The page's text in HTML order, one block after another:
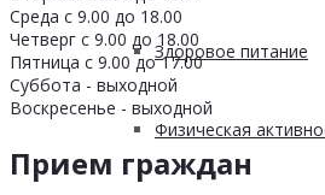
Здоровое питание
Физическая
Среда с 9.00 до 18.00
Четверг с 9.00 до 18.00
Пятница с 9.00 до 17.00
Суббота - выходной
Воскресенье - выходной
Прием граждан